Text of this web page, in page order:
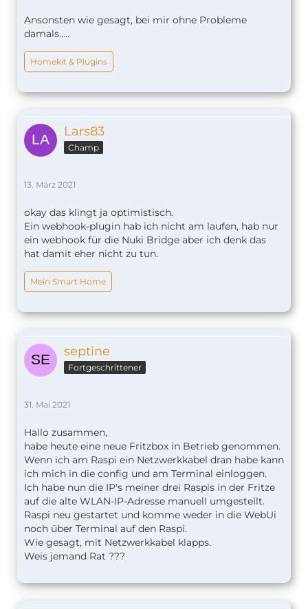
Ansonsten wie gesagt, bei mir ohne Probleme
damals.....
Homekit & Plugins
Lars83
Champ
13. März 2021
okay das klingt ja optimistisch.
Ein webhook-plugin hab ich nicht am laufen, hab nur
ein webhook für die Nuki Bridge aber ich denk das
hat damit eher nicht zu tun.
Mein Smart Home
septine
Fortgeschrittener
31. Mai 2021
Hallo zusammen,
habe heute eine neue Fritzbox in Betrieb genommen.
Wenn ich am Raspi ein Netzwerkkabel dran habe kann
ich mich in die config und am Terminal einloggen.
Ich habe nun die IP's meiner drei Raspis in der Fritze
auf die alte WLAN-IP-Adresse manuell umgestellt.
Raspi neu gestartet und komme weder in die WebUi
noch über Terminal auf den Raspi.
Wie gesagt, mit Netzwerkkabel klapps.
Weis jemand Rat ???